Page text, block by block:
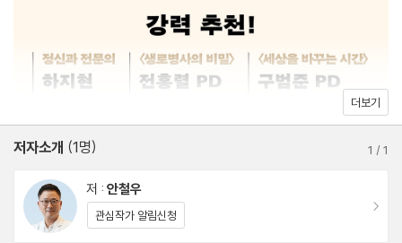
4장 중독된 뇌를 되돌릴 준비
균형을 회복할 시간 ?어떠한 중독도 회복 가능하다는 믿음 ?호르몬
의 노예에서 주인으로
5장 1단계 | 중독 행위 인지하기
step 1 의존 요인 탐색 나를 망치는 것의 정체 -도파민 디톡스 일지
쓰기 ① ?step 2 목표 설정 무엇을 어떻게 이룰 것인가 -도파민 디
더보기
저자소개 (1명) 1 /1
저 : 안철우
관심작가 알림신청